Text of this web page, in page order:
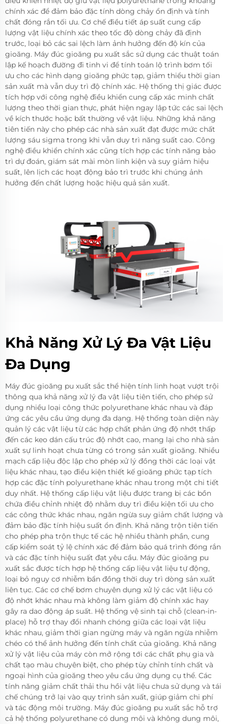
chính xác để đảm bảo đặc tính dòng chảy ổn định và tính
chất đóng rắn tối ưu. Cơ chế điều tiết áp suất cung cấp
lượng vật liệu chính xác theo tốc độ dòng chảy đã định
trước, loại bỏ các sai lệch làm ảnh hưởng đến độ kín của
gioăng. Máy đúc gioăng pu xuất sắc sử dụng các thuật toán
lập kế hoạch đường đi tinh vi để tính toán lộ trình bơm tối
ưu cho các hình dạng gioăng phức tạp, giảm thiểu thời gian
sản xuất mà vẫn duy trì độ chính xác. Hệ thống thị giác được
tích hợp với công nghệ điều khiển cung cấp xác minh chất
lượng theo thời gian thực, phát hiện ngay lập tức các sai lệch
về kích thước hoặc bất thường về vật liệu. Những khả năng
tiên tiến này cho phép các nhà sản xuất đạt được mức chất
lượng sáu sigma trong khi vẫn duy trì năng suất cao. Công
nghệ điều khiển chính xác cũng tích hợp các tính năng bảo
trì dự đoán, giám sát mài mòn linh kiện và suy giảm hiệu
suất, lên lịch các hoạt động bảo trì trước khi chúng ảnh
hưởng đến chất lượng hoặc hiệu quả sản xuất.
Khả Năng Xử Lý Đa Vật Liệu
Đa Dụng
Máy đúc gioăng pu xuất sắc thể hiện tính linh hoạt vượt trội
thông qua khả năng xử lý đa vật liệu tiên tiến, cho phép sử
dụng nhiều loại công thức polyurethane khác nhau và đáp
ứng các yêu cầu ứng dụng đa dạng. Hệ thống toàn diện này
quản lý các vật liệu từ các hợp chất phản ứng độ nhớt thấp
đến các keo dán cấu trúc độ nhớt cao, mang lại cho nhà sản
xuất sự linh hoạt chưa từng có trong sản xuất gioăng. Nhiều
mạch cấp liệu độc lập cho phép xử lý đồng thời các loại vật
liệu khác nhau, tạo điều kiện thiết kế gioăng phức tạp tích
hợp các đặc tính polyurethane khác nhau trong một chi tiết
duy nhất. Hệ thống cấp liệu vật liệu được trang bị các bồn
chứa điều chỉnh nhiệt độ nhằm duy trì điều kiện tối ưu cho
các công thức khác nhau, ngăn ngừa suy giảm chất lượng và
đảm bảo đặc tính hiệu suất ổn định. Khả năng trộn tiên tiến
cho phép pha trộn thực tế các hệ nhiều thành phần, cung
cấp kiểm soát tỷ lệ chính xác để đảm bảo quá trình đóng rắn
và các đặc tính hiệu suất đạt yêu cầu. Máy đúc gioăng pu
xuất sắc được tích hợp hệ thống cấp liệu vật liệu tự động,
loại bỏ nguy cơ nhiễm bẩn đồng thời duy trì dòng sản xuất
liên tục. Các cơ chế bơm chuyên dụng xử lý các vật liệu có
độ nhớt khác nhau mà không làm giảm độ chính xác hay
gây ra dao động áp suất. Hệ thống vệ sinh tại chỗ (clean-in-
place) hỗ trợ thay đổi nhanh chóng giữa các loại vật liệu
khác nhau, giảm thời gian ngừng máy và ngăn ngừa nhiễm
chéo có thể ảnh hưởng đến tính chất của gioăng. Khả năng
xử lý vật liệu của máy còn mở rộng tới các chất phụ gia và
chất tạo màu chuyên biệt, cho phép tùy chỉnh tính chất và
ngoại hình của gioăng theo yêu cầu ứng dụng cụ thể. Các
tính năng giảm chất thải thu hồi vật liệu chưa sử dụng và tái
chế chúng trở lại vào quy trình sản xuất, giúp giảm chi phí
và tác động môi trường. Máy đúc gioăng pu xuất sắc hỗ trợ
cả hệ thống polyurethane có dung môi và không dung môi,